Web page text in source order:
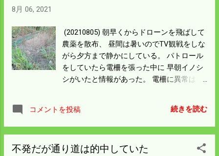
までで 家出をするかもしれんな。
8月 06, 2021
(20210805) 朝早くからドローンを飛ばして
農薬を散布、 昼間は暑いのでTV観戦をしな
がら夕方まで静かにしている。 パトロール
をしていたら電柵を張った中に 早朝イノシ
シがいたと情報があった。 電柵に異常はな
まとわりつくから嫌がるだろうと外側に張
った ナイロン網も蹴散らかしている。 入る
なったということだろう。 小さいイノシシ
コメントを投稿 続きを読む
不発だが通り道は的中していた